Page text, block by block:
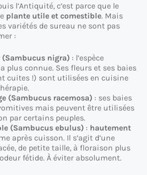
l’Antiquité, c’est parce que le
plante utile et comestible. Mais
variétés de sureau ne sont pas
:
(Sambucus nigra) : l’espèce
plus connue. Ses fleurs et ses baies
cuites !) sont utilisées en cuisine
(Sambucus racemosa) : ses baies
mais peuvent être utilisées
par certains peuples.
(Sambucus ebulus) : hautement
après cuisson. Il s’agit d’une
de petite taille, à floraison plus
fétide. À éviter absolument.